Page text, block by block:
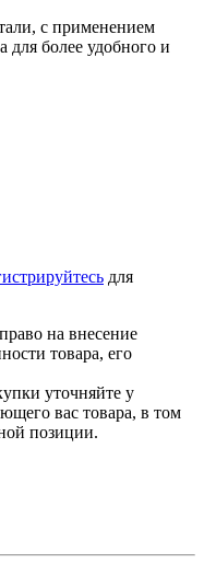
с применением
для более удобного и
для
на внесение
товара, его
уточняйте у
вас товара, в том
позиции.